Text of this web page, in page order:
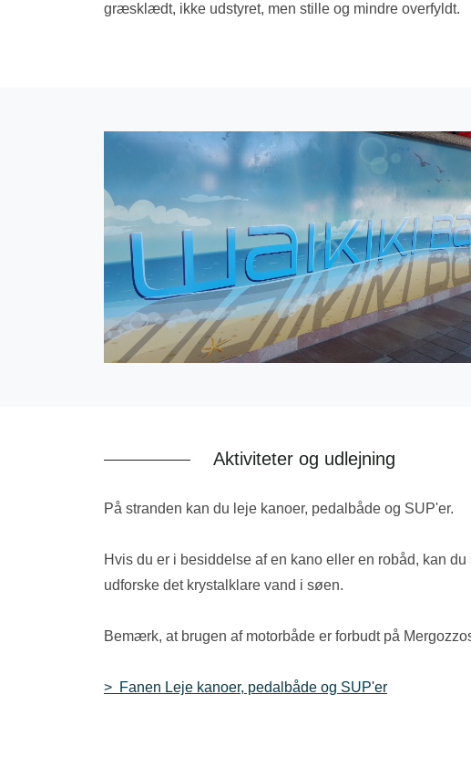
græsklædt, ikke udstyret, men stille og mindre overfyldt.
Aktiviteter og udlejning
På stranden kan du leje kanoer, pedalbåde og SUP'er.
Hvis du er i besiddelse af en kano eller en robåd, kan
udforske det krystalklare vand i søen.
Bemærk, at brugen af motorbåde er forbudt på
> Fanen Leje kanoer, pedalbåde og SUP'er